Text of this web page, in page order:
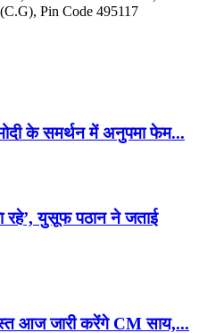
Pin Code 495117
के समर्थन में अनुपमा फेम...
रहे’, युसूफ पठान ने जताई
आज जारी करेंगे CM साय,...